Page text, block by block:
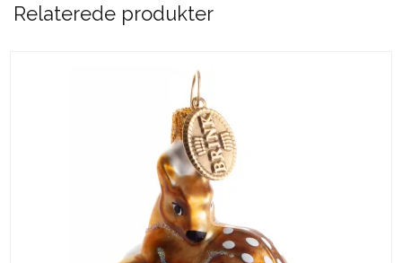
Relaterede produkter